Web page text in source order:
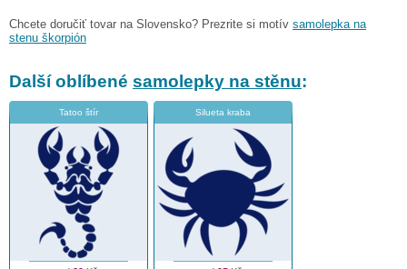
Chcete doručiť tovar na Slovensko? Prezrite si motív samolepka na
stenu škorpión
Další oblíbené samolepky na stěnu:
Tatoo štír Silueta kraba